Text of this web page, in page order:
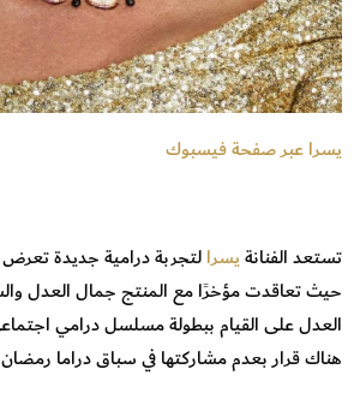
يسرا عبر صفحة فيسبوك
تستعد الفنانةيسرا
حيث تعاقدت مؤخرًا مع المنتج جمال العدل
العدل على القيام ببطولة مسلسل درامي
هناك قرار بعدم مشاركتها في سباق دراما رمضان 2024.